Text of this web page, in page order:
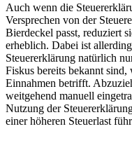
Auch wenn die
Versprechen von der
Bierdeckel passt, reduziert
erheblich. Dabei ist
Steuererklärung natürlich
Fiskus bereits bekannt
Einnahmen betrifft.
weitgehend manuell
Nutzung der
einer höheren Steuerlast